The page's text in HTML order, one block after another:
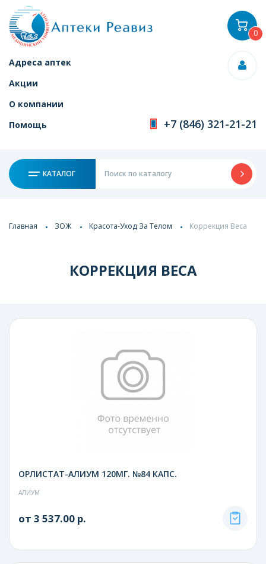
Адреса аптек
Акции
О компании
Помощь
+7 (846) 321-21-21
КАТАЛОГ
0
Главная ЗОЖ Красота-Уход За Телом Коррекция Веса
КОРРЕКЦИЯ ВЕСА
ОРЛИСТАТ-АЛИУМ 120МГ. №84 КАПС.
АЛИУМ
от 3 537.00 р.